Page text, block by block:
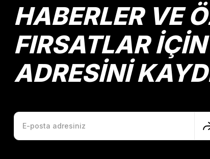
HABERLER VE
FIRSATLAR
ADRESİNİ